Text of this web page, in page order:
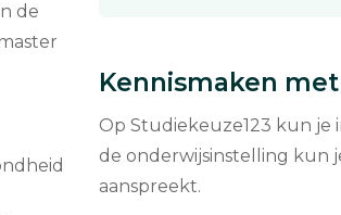
de
Kennismaken
Op Studiekeuze123 kun je
de onderwijsinstelling kun
aanspreekt.